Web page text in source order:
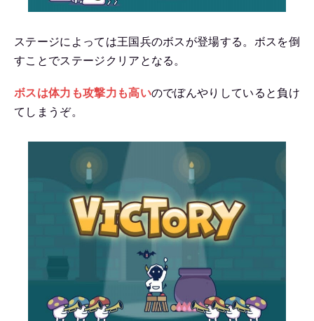
ステージによっては王国兵のボスが登場する。ボスを倒
すことでステージクリアとなる。
ボスは体力も攻撃力も高いのでぼんやりしていると負け
てしまうぞ。